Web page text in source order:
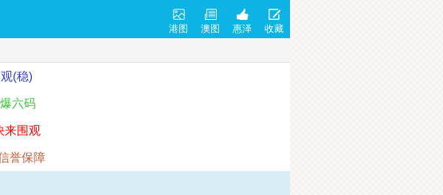
港图 澳图 惠泽 收藏
(稳)
六码
来围观
誉保障